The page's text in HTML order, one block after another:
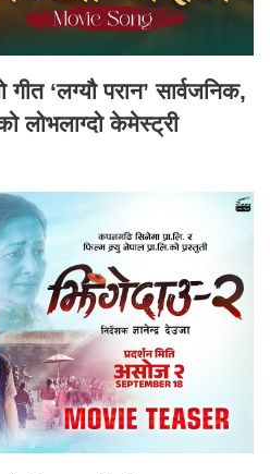
गीत ‘लग्यौ परान’ सार्वजनिक,
लोभलाग्दो केमेस्ट्री